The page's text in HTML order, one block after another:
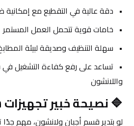
دقة عالية في التقطيع مع
خامات قوية تتحمل العمل المستمر
سهلة التنظيف وصديقة لبيئة
واللانشون
🔷 نصيحة خبير